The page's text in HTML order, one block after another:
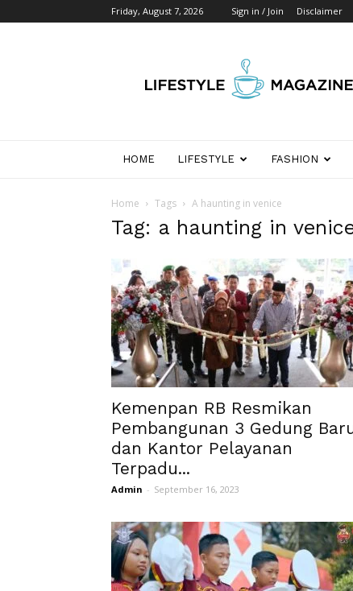
Friday, August 7, 2026 Sign in / Join Disclaimer
Indonesia
HOME LIFESTYLE FASHION
Home Tags A haunting in venice
Tag: a haunting in
Kemenpan RB Resmikan
Pembangunan 3 Gedung
dan Kantor Pelayanan
Terpadu...
Admin - September 16, 2023